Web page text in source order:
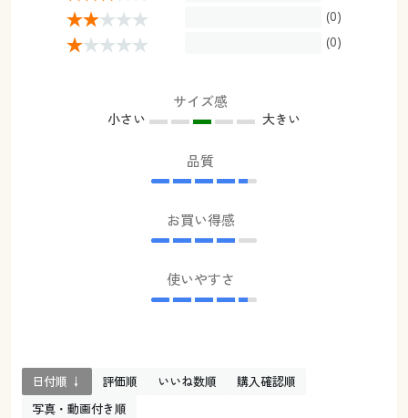
(0)
(0)
サイズ感
小さい 大きい
品質
お買い得感
使いやすさ
日付順 ↓ 評価順 いいね数順
購入確認順
写真・動画付き順